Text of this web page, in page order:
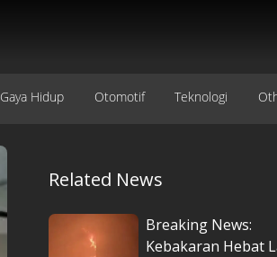
Gaya Hidup Otomotif Teknologi
Related News
Breaking News:
Kebakaran Hebat